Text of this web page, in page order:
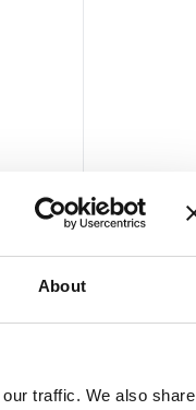
About
traffic. We also share